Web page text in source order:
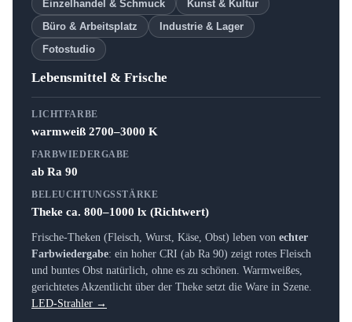
Einzelhandel & Schmuck
Kunst & Kultur
Büro & Arbeitsplatz
Industrie & Lager
Fotostudio
Lebensmittel & Frische
LICHTFARBE
warmweiß 2700–3000 K
FARBWIEDERGABE
ab Ra 90
BELEUCHTUNGSSTÄRKE
Theke ca. 800–1000 lx (Richtwert)
Frische-Theken (Fleisch, Wurst, Käse, Obst) leben von echter
Farbwiedergabe: ein hoher CRI (ab Ra 90) zeigt rotes Fleisch
und buntes Obst natürlich, ohne es zu schönen. Warmweißes,
gerichtetes Akzentlicht über der Theke setzt die Ware in Szene.
LED-Strahler →